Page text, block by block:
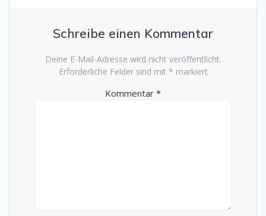
Schreibe einen Kommentar
Deine E-Mail-Adresse wird nicht veröffentlicht.
Erforderliche Felder sind mit * markiert
Kommentar *